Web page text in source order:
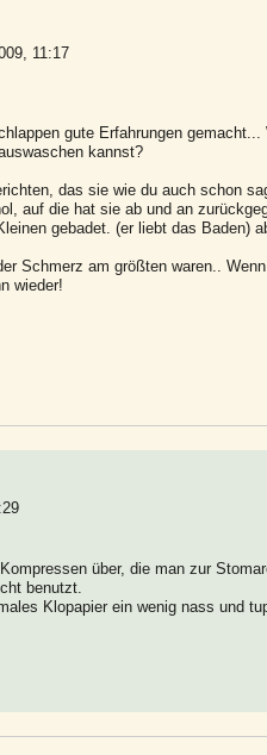
11:17
gute Erfahrungen
kannst?
das sie wie du auch schon
auf die hat sie ab und an
gebadet. (er liebt das Baden)
Schmerz am größten waren..
wieder!
über, die man zur
benutzt.
Klopapier ein wenig nass und